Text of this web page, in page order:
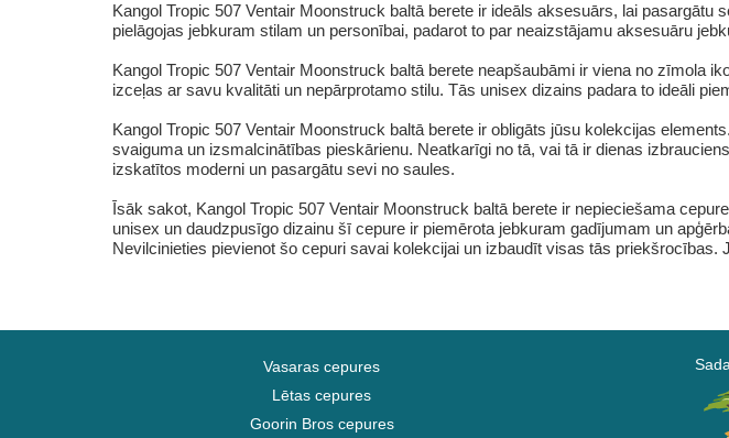
Kangol Tropic 507 Ventair Moonstruck baltā berete ir ideāls aksesuārs, lai
pielāgojas jebkuram stilam un personībai, padarot to par neaizstājamu aksesuāru
Kangol Tropic 507 Ventair Moonstruck baltā berete neapšaubāmi ir viena no
izceļas ar savu kvalitāti un nepārprotamo stilu. Tās unisex dizains padara to ideāli
Kangol Tropic 507 Ventair Moonstruck baltā berete ir obligāts jūsu kolekcijas
svaiguma un izsmalcinātības pieskārienu. Neatkarīgi no tā, vai tā ir dienas
izskatītos moderni un pasargātu sevi no saules.
Īsāk sakot, Kangol Tropic 507 Ventair Moonstruck baltā berete ir nepieciešama
unisex un daudzpusīgo dizainu šī cepure ir piemērota jebkuram gadījumam un
Nevilcinieties pievienot šo cepuri savai kolekcijai un izbaudīt visas tās priekšrocības.
Vasaras cepures
Lētas cepures
Goorin Bros cepures